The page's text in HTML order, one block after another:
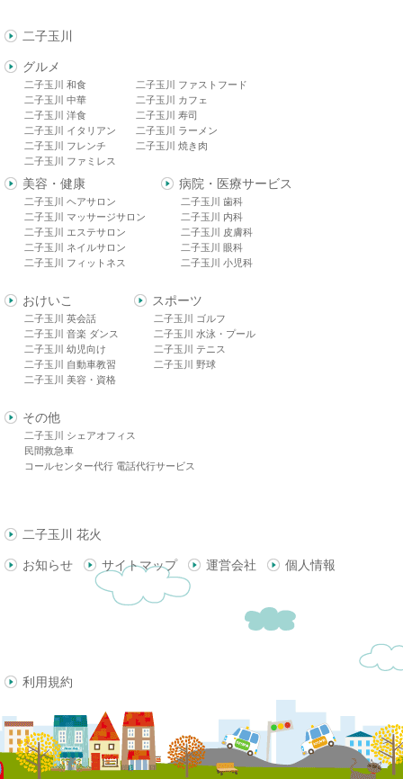
二子玉川
グルメ
二子玉川 和食
二子玉川 中華
二子玉川 洋食
二子玉川 イタリアン
二子玉川 フレンチ
二子玉川 ファミレス
二子玉川 ファストフード
二子玉川 カフェ
二子玉川 寿司
二子玉川 ラーメン
二子玉川 焼き肉
美容・健康
二子玉川 ヘアサロン
二子玉川 マッサージサロン
二子玉川 エステサロン
二子玉川 ネイルサロン
二子玉川 フィットネス
病院・医療サービス
二子玉川 歯科
二子玉川 内科
二子玉川 皮膚科
二子玉川 眼科
二子玉川 小児科
おけいこ
二子玉川 英会話
二子玉川 音楽 ダンス
二子玉川 幼児向け
二子玉川 自動車教習
二子玉川 美容・資格
スポーツ
二子玉川 ゴルフ
二子玉川 水泳・プール
二子玉川 テニス
二子玉川 野球
その他
二子玉川 シェアオフィス
民間救急車
コールセンター代行 電話代行サービス
二子玉川 花火
お知らせ サイトマップ 運営会社 個人情報
利用規約